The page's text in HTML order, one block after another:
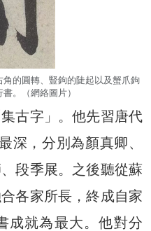
的圓轉、豎鉤的陡起以及蟹爪鉤
。（網絡圖片）
古字」。他先習唐代
深，分別為顏真卿、
段季展。之後聽從蘇
各家所長，終成自家
成就為最大。他對分